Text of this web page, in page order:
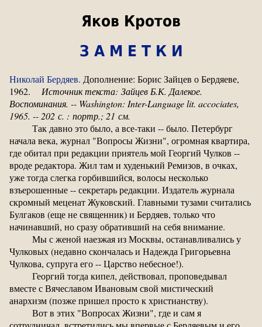
Яков Кротов
З А М Е Т К И
Николай Бердяев. Дополнение: Борис Зайцев о Бердяеве,
1962. Источник текста: Зайцев Б.К. Далекое.
Воспоминания. -- Washington: Inter-Language lit. accociates,
1965. -- 202 с. : портр.; 21 см.
Так давно это было, а все-таки -- было. Петербург
начала века, журнал "Вопросы Жизни", огромная квартира,
где обитал при редакции приятель мой Георгий Чулков --
вроде редактора. Жил там и худенький Ремизов, в очках,
уже тогда слегка горбившийся, волосы несколько
взъерошенные -- секретарь редакции. Издатель журнала
скромный меценат Жуковский. Главными тузами считались
Булгаков (еще не священник) и Бердяев, только что
начинавший, но сразу обративший на себя внимание.
Мы с женой наезжая из Москвы, останавливались у
Чулковых (недавно скончалась и Надежда Григорьевна
Чулкова, супруга его -- Царство небесное!).
Георгий тогда кипел, действовал, проповедывал
вместе с Вячеславом Ивановым свой мистический
анархизм (позже пришел просто к христианству).
Вот в этих "Вопросах Жизни", где и сам я